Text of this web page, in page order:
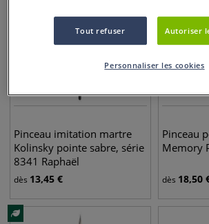
Pinceau imitation martre
Kolinsky pointe sabre, série
8341 Raphaël
dès 13,45 €
Pinceau
Memory
dès 18,50
Tout refuser Autoriser
Personnaliser les cookies